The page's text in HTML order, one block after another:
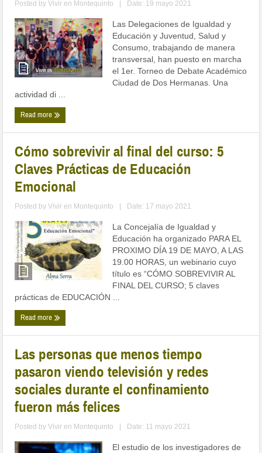
Posted byVivir en Montequinto Date: 19 mayo 2021
Las Delegaciones de Igualdad y
Educación y Juventud, Salud y
Consumo, trabajando de manera
transversal, han puesto en marcha
el 1er. Torneo de Debate Académico
Ciudad de Dos Hermanas. Una
actividad di ...
Read more
Cómo sobrevivir al final del curso: 5
Claves Prácticas de Educación
Emocional
Posted byVivir en Montequinto Date: 17 mayo 2021
La Concejalía de Igualdad y
Educación ha organizado PARA EL
PROXIMO DÍA 19 DE MAYO, A LAS
19.00 HORAS, un webinario cuyo
título es “CÓMO SOBREVIVIR AL
FINAL DEL CURSO; 5 claves
prácticas de EDUCACIÓN ...
Read more
Las personas que menos tiempo
pasaron viendo televisión y redes
sociales durante el confinamiento
fueron más felices
Posted byVivir en Montequinto Date: 11 mayo 2021
El estudio de los investigadores de